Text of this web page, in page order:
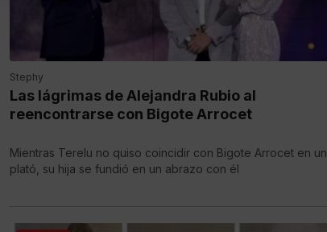
Stephy
Las lágrimas de Alejandra Rubio al
reencontrarse con Bigote Arrocet
Mientras Terelu no quiso coincidir con Bigote Arrocet en un
plató, su hija se fundió en un abrazo con él